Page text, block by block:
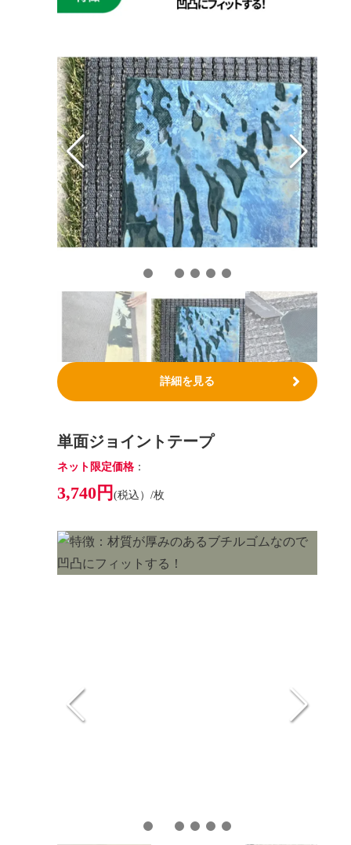
詳細を見る
単面ジョイントテープ
ネット限定価格 ：
3,740円(税込）/枚